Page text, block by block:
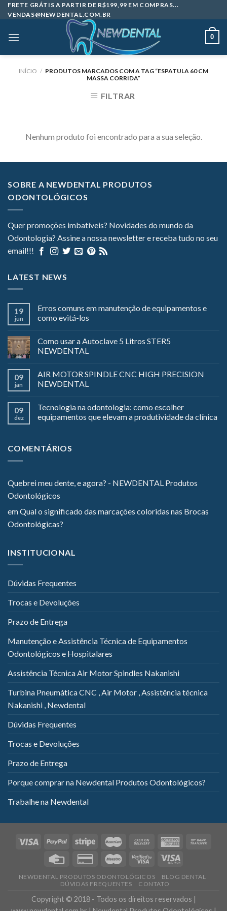
Skip
to
FRETE GRÁTIS A PARTIR DE R$199,99 EM COMPRAS...
VENDAS@NEWDENTAL.COM.BR
0
INÍCIO / PRODUTOS MARCADOS COM A TAG “ESPATULA 60 CM
MASSA CORRIDA”
FILTRAR
Nenhum produto foi encontrado para a sua seleção.
SOBRE A NEWDENTAL PRODUTOS
ODONTOLÓGICOS
Quer promoções imbatíveis? Novidades do mundo da
Odontologia? Assine a nossa newsletter e receba tudo no seu
email!!!
LATEST NEWS
19
jun
Erros comuns em manutenção de equipamentos e
como evitá-los
Como usar a Autoclave 5 Litros STER5
NEWDENTAL
09
jan
AIR MOTOR SPINDLE CNC HIGH PRECISION
NEWDENTAL
09
dez
Tecnologia na odontologia: como escolher
equipamentos que elevam a produtividade da clínica
COMENTÁRIOS
Quebrei meu dente, e agora? - NEWDENTAL Produtos
Odontológicos
emQual o significado das marcações coloridas nas Brocas
Odontológicas?
INSTITUCIONAL
Dúvidas Frequentes
Trocas e Devoluções
Prazo de Entrega
Manutenção e Assistência Técnica de Equipamentos
Odontológicos e Hospitalares
Assistência Técnica Air Motor Spindles Nakanishi
Turbina Pneumática CNC , Air Motor , Assistência técnica
Nakanishi , Newdental
Dúvidas Frequentes
Trocas e Devoluções
Prazo de Entrega
Porque comprar na Newdental Produtos Odontológicos?
Trabalhe na Newdental
NEWDENTAL PRODUTOS ODONTOLÓGICOS
BLOG DENTAL
DÚVIDAS FREQUENTES
CONTATO
Copyright © 2018 - Todos os direitos reservados |